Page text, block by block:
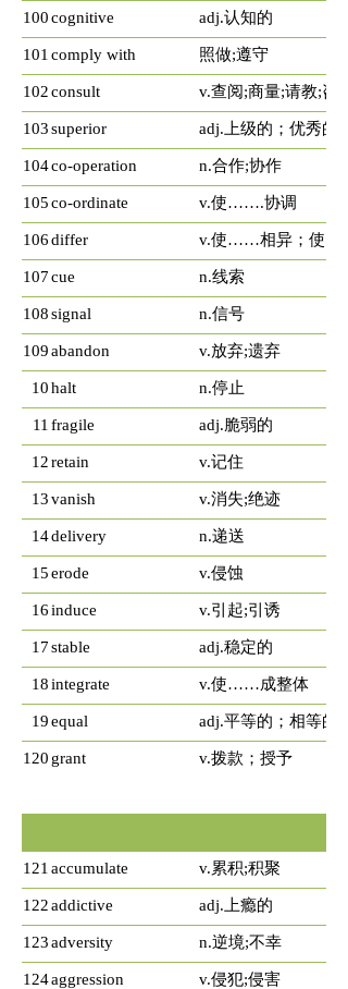
100cognitive adj.认知的
101 comply with 照做;遵守
102consult v.查阅;商量;请教;咨询
103superior adj.上级的；优秀的
104co-operation n.合作;协作
105co-ordinate v.使…….协调
106differ v.使……相异；使….
107cue n.线索
108signal n.信号
109abandon v.放弃;遗弃
10halt n.停止
11 fragile adj.脆弱的
12retain v.记住
13vanish v.消失;绝迹
14delivery n.递送
15erode v.侵蚀
16induce v.引起;引诱
17stable adj.稳定的
18integrate v.使……成整体
19equal adj.平等的；相等的
120 grant v.拨款；授予
121 accumulate v.累积;积聚
122addictive adj.上瘾的
123adversity n.逆境;不幸
124aggression v.侵犯;侵害